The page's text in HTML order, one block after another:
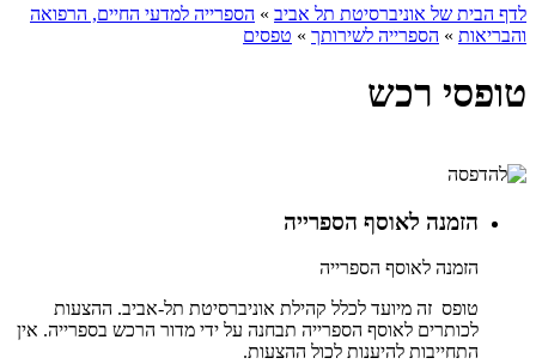
לדף הבית של אוניברסיטת תל אביב » הספרייה למדעי החיים, הרפואה
והבריאות » הספרייה לשירותך » טפסים
טופסי רכש
הזמנה לאוסף הספרייה
הזמנה לאוסף הספרייה
טופס זה מיועד לכלל קהילת אוניברסיטת תל-אביב. ההצעות
לכותרים לאוסף הספרייה תבחנה על ידי מדור הרכש בספרייה. אין
התחייבות להיענות לכול ההצעות.